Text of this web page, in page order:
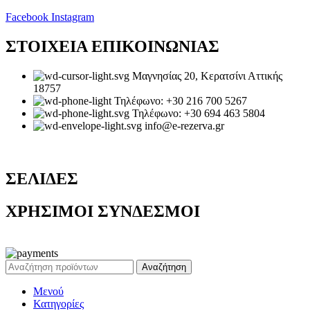
Facebook Instagram
ΣΤΟΙΧΕΙΑ ΕΠΙΚΟΙΝΩΝΙΑΣ
Μαγνησίας 20, Κερατσίνι Αττικής
18757
Τηλέφωνο: +30 216 700 5267
Τηλέφωνο: +30 694 463 5804
info@e-rezerva.gr
ΣΕΛΙΔΕΣ
ΧΡΗΣΙΜΟΙ ΣΥΝΔΕΣΜΟΙ
Αναζήτηση
Μενού
Κατηγορίες